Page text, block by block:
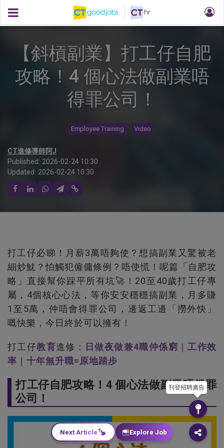
【斜槓副業】打工仔自肥
攻略！4 個心法做副業唔
得罪公司！
Employee Training Video
CT進修導師阿J
Published: 2026-02-24 10:30
Updated: 2026-02-24 10:30
打工仔必睇！月薪3萬唔夠使？想搞副業又驚被老
細炒魷？怕觸犯僱傭條例？唔使慌！呢篇「自肥攻
略」直接幫你踩平所有坑🚀！20至40歲打工仔專
屬，4個核心心法，等你安安穩穩搞副業，月多賺
1至5萬，仲唔會得罪公司，邊返工邊「撈外快」
嘅快樂，今日終於可以擁有！
打工仔教育進修： 日做夜做兼4職仲係窮 ｜工作效
率 ｜ 十年無升職=原地踏步
打工仔自肥攻略！4 個心法做副業唔得罪
公司！
刊登招聘廣告
Next Article Explore Job